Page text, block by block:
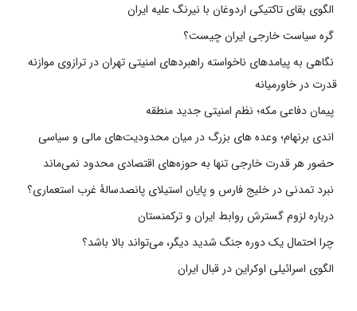
الگوی بقای تاکتیکی اردوغان با نیرنگ علیه ایران
گره سیاست خارجی ایران چیست؟
نگاهی به پیامدهای ناخواسته راهبردهای امنیتی تهران در ترازوی موازنه
قدرت در خاورمیانه
پیمان دفاعی مکه؛ نظم امنیتی جدید منطقه
اندی برنهام؛ وعده های بزرگ در میان محدودیت‌های مالی و سیاسی
حضور هر قدرت خارجی تنها به حوزه‌های اقتصادی محدود نمی‌ماند
نبرد تمدنی در خلیج فارس و پایان استیلای پانصدسالۀ غرب استعماری؟
درباره لزوم گسترش روابط ایران و ترکمنستان
چرا احتمال یک دوره جنگ شدید دیگر، می‌تواند بالا باشد؟
الگوی اسرائیلی اوکراین در قبال ایران